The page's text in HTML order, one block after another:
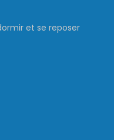
et se reposer